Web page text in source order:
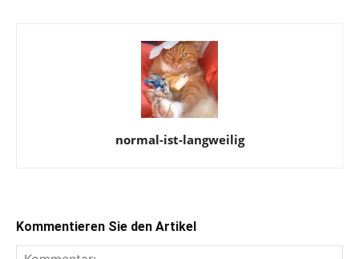
normal-ist-langweilig
Kommentieren Sie den Artikel